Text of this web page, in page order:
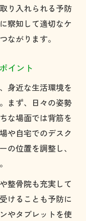
り入れられる予防
察知して適切なケ
ながります。
イント
身近な生活環境を
まず、日々の姿勢
な場面では背筋を
や自宅でのデスク
の位置を調整し、
整骨院も充実して
けることも予防に
やタブレットを使